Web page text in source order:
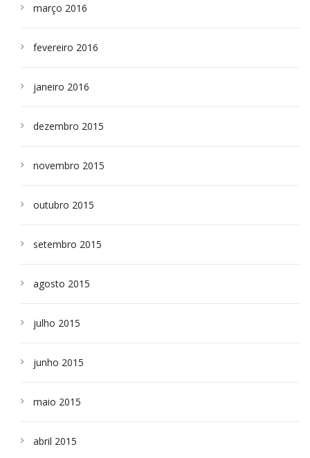
março 2016
fevereiro 2016
janeiro 2016
dezembro 2015
novembro 2015
outubro 2015
setembro 2015
agosto 2015
julho 2015
junho 2015
maio 2015
abril 2015